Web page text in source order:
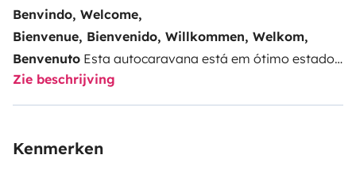
Benvindo, Welcome,
Bienvenue, Bienvenido, Willkommen, Welkom,
Benvenuto Esta autocaravana está em ótimo estado
e é ideal para férias em família, praia, campo ou
cidade. Disfrute ao máximo das suas férias com toda
lugares com cinto de segurança e camas para 5/6
Zie beschrijving
Kenmerken